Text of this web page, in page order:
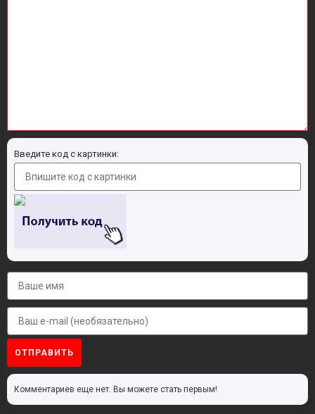
Введите код с картинки:
ОТПРАВИТЬ
Комментариев еще нет. Вы можете стать первым!